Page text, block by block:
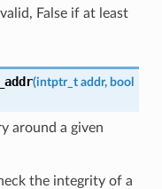
False if at least
(intptr_t addr, bool
around a given
the integrity of a